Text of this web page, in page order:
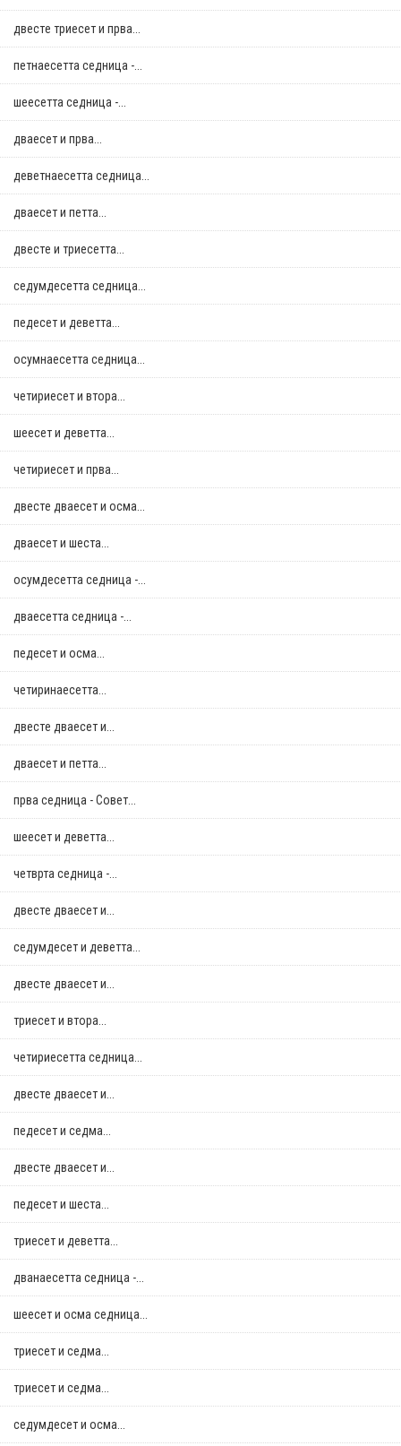
двестe триесет и прва...
петнаесетта седница -...
шеесетта седница -...
дваесет и прва...
деветнаесетта седница...
дваесет и петта...
двестe и триесетта...
седумдесетта седница...
педесет и деветта...
осумнaесетта седница...
четириесет и втора...
шеесет и деветта...
четириесет и прва...
двестe дваесет и осма...
дваесет и шеста...
осумдесетта седница -...
дваесетта седница -...
педесет и осма...
четиринаесетта...
двестe дваесет и...
дваесет и петта...
прва седница - Совет...
шеесет и деветта...
четврта седница -...
двестe дваесет и...
седумдесет и деветта...
двестe дваесет и...
триесет и втора...
четириесетта седница...
двестe дваесет и...
педесет и седма...
двестe дваесет и...
педесет и шеста...
триесет и деветта...
дванаесетта седница -...
шеесет и осма седница...
триесет и седма...
триесет и седма...
седумдесет и осма...